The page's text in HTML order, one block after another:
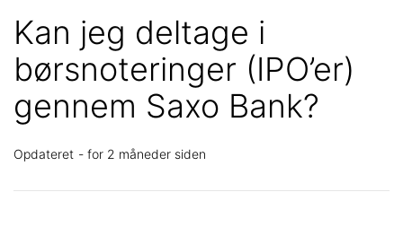
Kan jeg deltage i
børsnoteringer (IPO’er)
gennem Saxo Bank?
Opdateret for 2 måneder siden